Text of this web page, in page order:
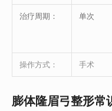
治疗周期： 单次
操作方式： 手术
膨体隆眉弓整形常